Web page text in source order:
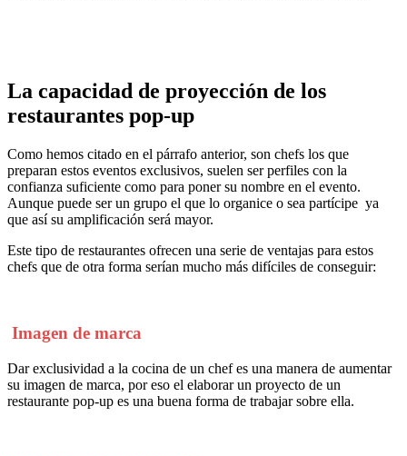
La capacidad de proyección de los
restaurantes pop-up
Como hemos citado en el párrafo anterior, son chefs los que
preparan estos eventos exclusivos, suelen ser perfiles con la
confianza suficiente como para poner su nombre en el evento.
Aunque puede ser un grupo el que lo organice o sea partícipe ya
que así su amplificación será mayor.
Este tipo de restaurantes ofrecen una serie de ventajas para estos
chefs que de otra forma serían mucho más difíciles de conseguir:
Imagen de marca
Dar exclusividad a la cocina de un chef es una manera de aumentar
su imagen de marca, por eso el elaborar un proyecto de un
restaurante pop-up es una buena forma de trabajar sobre ella.